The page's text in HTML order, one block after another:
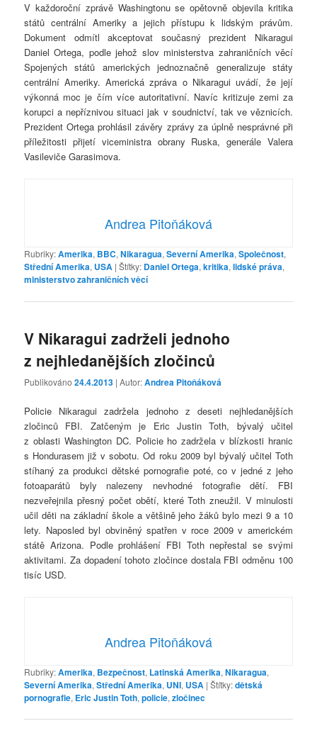
V každoroční zprávě Washingtonu se opětovně objevila kritika
států centrální Ameriky a jejich přístupu k lidským právům.
Dokument odmítl akceptovat současný prezident Nikaragui
Daniel Ortega, podle jehož slov ministerstva zahraničních věcí
Spojených států amerických jednoznačně generalizuje státy
centrální Ameriky. Americká zpráva o Nikaragui uvádí, že její
výkonná moc je čím více autoritativní. Navíc kritizuje zemi za
korupci a nepříznivou situaci jak v soudnictví, tak ve věznicích.
Prezident Ortega prohlásil závěry zprávy za úplně nesprávné při
příležitosti přijetí viceministra obrany Ruska, generále Valera
Vasileviče Garasimova.
Andrea Pitoňáková
Rubriky:Amerika, BBC,Nikaragua,Severní Amerika,Společnost,
Střední Amerika, USA |Štítky: Daniel Ortega,kritika,lidské práva,
ministerstvo zahraničních věcí
V Nikaragui zadrželi jednoho
z nejhledanějších zločinců
Publikováno24.4.2013 | Autor:Andrea Pitoňáková
Policie Nikaragui zadržela jednoho z deseti nejhledanějších
zločinců FBI. Zatčeným je Eric Justin Toth, bývalý učitel
z oblasti Washington DC. Policie ho zadržela v blízkosti hranic
s Hondurasem již v sobotu. Od roku 2009 byl bývalý učitel Toth
stíhaný za produkci dětské pornografie poté, co v jedné z jeho
fotoaparátů byly nalezeny nevhodné fotografie dětí. FBI
nezveřejnila přesný počet obětí, které Toth zneužil. V minulosti
učil děti na základní škole a většině jeho žáků bylo mezi 9 a 10
lety. Naposled byl obviněný spatřen v roce 2009 v americkém
státě Arizona. Podle prohlášení FBI Toth nepřestal se svými
aktivitami. Za dopadení tohoto zločince dostala FBI odměnu 100
tisíc USD.
Andrea Pitoňáková
Rubriky:Amerika, Bezpečnost, Latinská Amerika,Nikaragua,
Severní Amerika,Střední Amerika, UNI, USA |Štítky:dětská
pornografie, Eric Justin Toth,policie,zločinec